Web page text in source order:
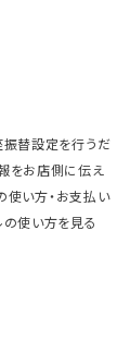
振替設定を行うだ
をお店側に伝え
使い方・お支払い
の使い方を見る